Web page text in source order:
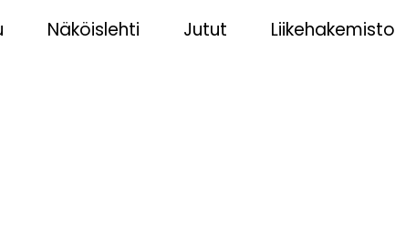
Näköislehti Jutut Liikehakemisto